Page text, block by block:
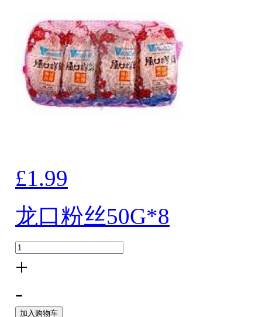
£1.99
龙口粉丝50G*8
+
-
加入购物车